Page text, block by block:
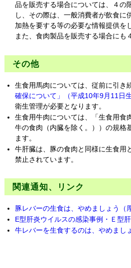
品を販売する場合については、４の
し、その際は、一般消費者が飲食に
加熱を要する等の必要な情報提供を
また、食肉製品を販売する場合にも
その他
生食用馬肉については、従前に引き
確保について」（平成10年9月11日
衛生管理が必要となります。
生食用牛肉については、「生食用食
牛の食肉（内臓を除く。））の規格
ます。
牛肝臓は、豚の食肉と同様に生食用
禁止されています。
関連通知、リンク
豚レバーの生食は、やめましょう（
E型肝炎ウイルスの感染事例・Ｅ型
牛レバーを生食するのは、やめまし